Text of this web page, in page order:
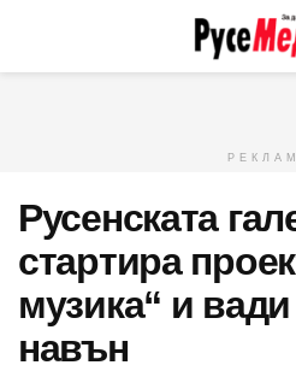
Русенската
стартира
музика“ и
навън